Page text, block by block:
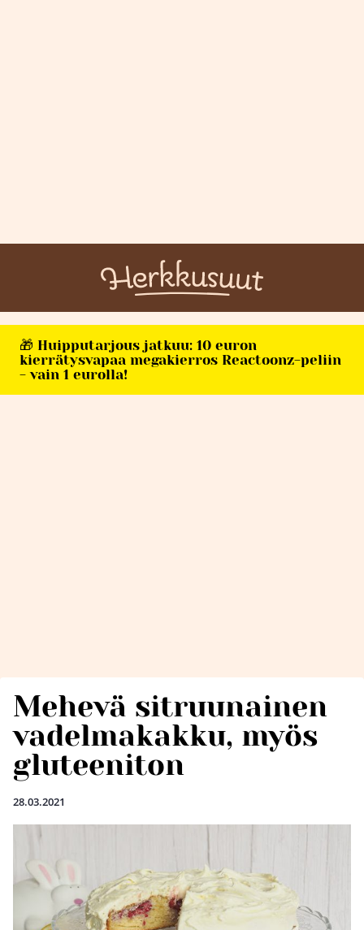
🎁 Huipputarjous jatkuu: 10 euron
kierrätysvapaa megakierros Reactoonz-peliin
- vain 1 eurolla!
Mehevä sitruunainen
vadelmakakku, myös
gluteeniton
28.03.2021